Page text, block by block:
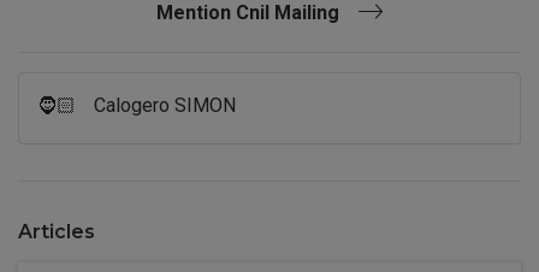
Mention Cnil Mailing
🧔🏻 Calogero SIMON
Articles